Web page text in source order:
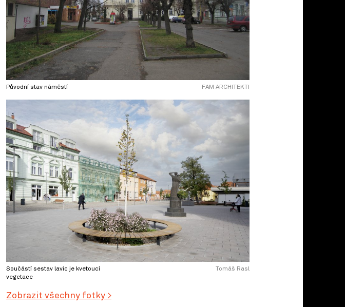
Původní stav náměstí FAM ARCHITEKTI
Součástí sestav lavic je kvetoucí
vegetace
Tomáš Rasl
Zobrazit všechny fotky >